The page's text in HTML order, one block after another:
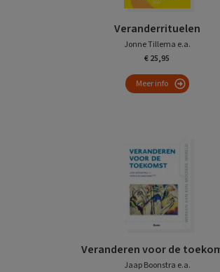
Veranderrituelen
Jonne Tillema e.a.
€ 25,95
Meer info
Veranderen voor de
Jaap Boonstra e.a.